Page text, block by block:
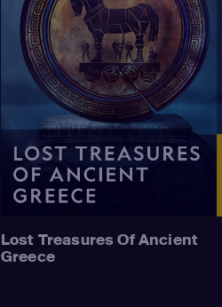
Lost Treasures Of Ancient
Greece